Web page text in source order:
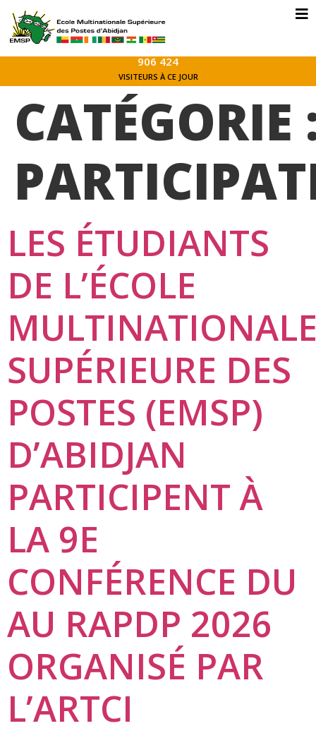
906 424
VISITEURS À CE JOUR
CATÉGORIE
LES ÉTUDIANTS
DE L’ÉCOLE
SUPÉRIEURE DES
POSTES (EMSP)
D’ABIDJAN
PARTICIPENT À
LA 9E
CONFÉRENCE DU
AU RAPDP 2026
ORGANISÉ PAR
L’ARTCI